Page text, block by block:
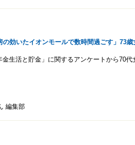
効いたイオンモールで数時間過ごす」73歳
生活と貯金」に関するアンケートから70代
編集部